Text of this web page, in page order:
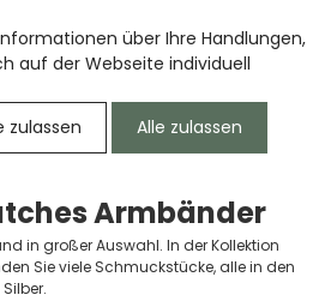
über Ihre Handlungen,
auf der Webseite individuell
zulassen Alle zulassen
Armbänder
in großer Auswahl. In der Kollektion
Sie viele Schmuckstücke, alle in den